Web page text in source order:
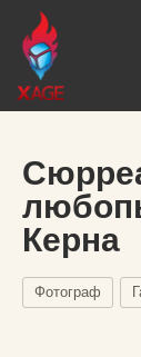
Керна
Фотограф